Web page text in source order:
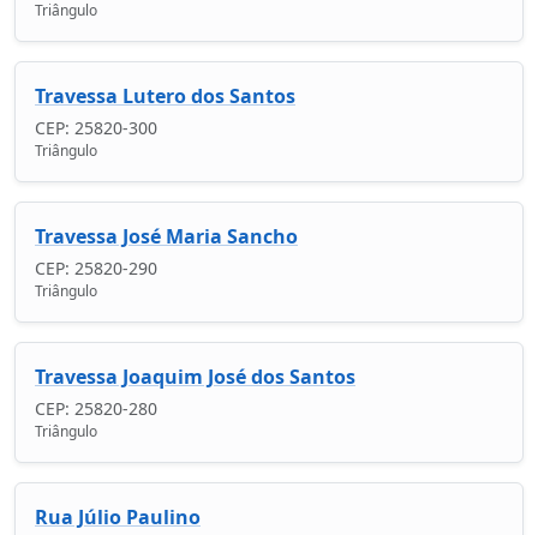
Triângulo
Travessa Lutero dos Santos
CEP: 25820-300
Triângulo
Travessa José Maria Sancho
CEP: 25820-290
Triângulo
Travessa Joaquim José dos Santos
CEP: 25820-280
Triângulo
Rua Júlio Paulino